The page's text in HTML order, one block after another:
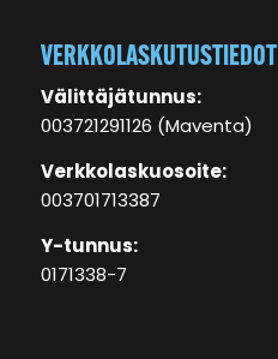
VERKKOLASKUTUSTIEDOT
Välittäjätunnus:
003721291126 (Maventa)
Verkkolaskuosoite:
003701713387
Y-tunnus:
0171338-7